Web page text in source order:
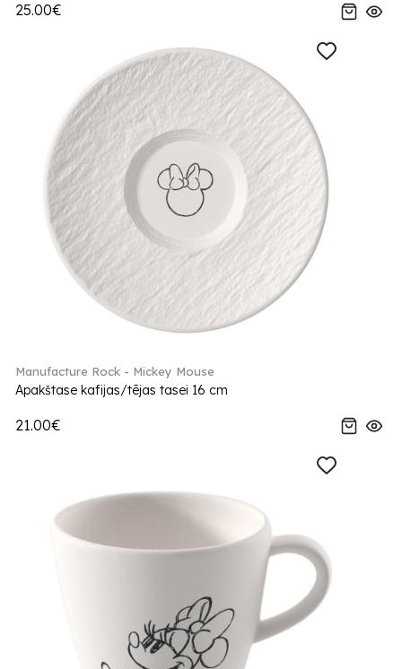
25.00€
Manufacture Rock - Mickey Mouse
Apakštase kafijas/tējas tasei 16 cm
21.00€